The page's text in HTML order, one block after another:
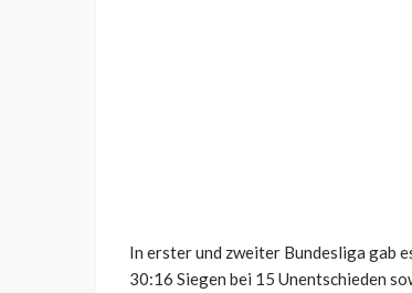
In erster und zweiter Bundesliga gab
30:16 Siegen bei 15 Unentschieden